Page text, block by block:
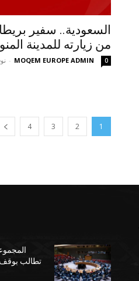
السعودية.. سفير
من زيارته للمدينة
MOQEM EUROPE ADMIN
- 0
1
2
3
4
تطالب بوقف